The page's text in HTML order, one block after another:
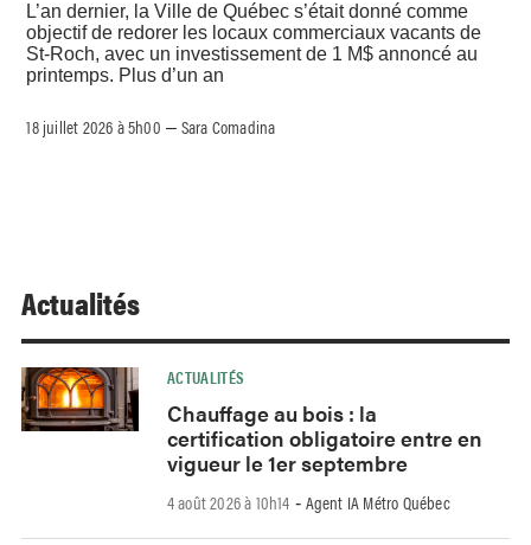
L’an dernier, la Ville de Québec s’était donné comme
objectif de redorer les locaux commerciaux vacants de
St-Roch, avec un investissement de 1 M$ annoncé au
printemps. Plus d’un an
18 juillet 2026 à 5h00 – Sara Comadina
Actualités
ACTUALITÉS
Chauffage au bois : la
certification obligatoire entre en
vigueur le 1er septembre
4 août 2026 à 10h14 - Agent IA Métro Québec